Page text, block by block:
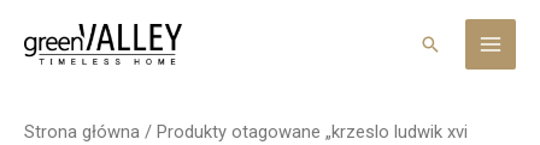
content
Search
Strona główna / Produkty otagowane „krzeslo ludwik xvi